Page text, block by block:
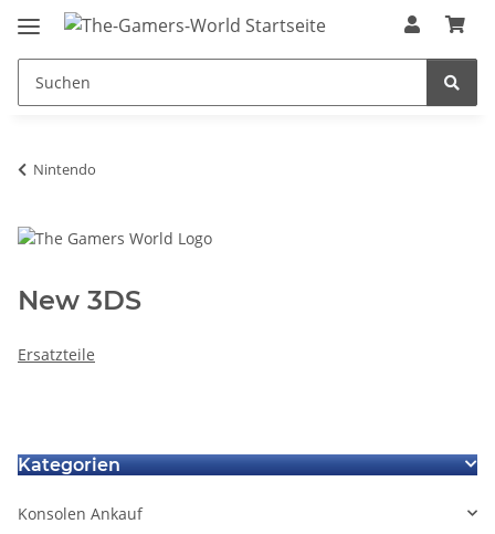
Nintendo
New 3DS
Ersatzteile
Kategorien
Konsolen Ankauf